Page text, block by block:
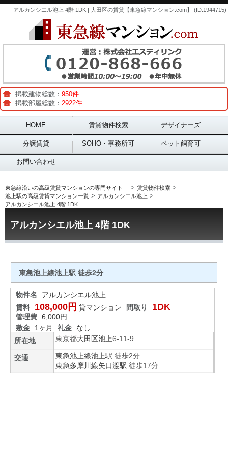
アルカンシエル池上 4階 1DK | 大田区の賃貸【東急線マンション.com】 (ID:1944715)
掲載建物総数： 950件
掲載部屋総数： 2922件
Main menu
HOME 賃貸物件検索 デザイナーズ
分譲賃貸 SOHO・事務所可 ペット飼育可
お問い合わせ
東急線沿いの高級賃貸マンションの専門サイト > 賃貸物件検索 >
池上駅の高級賃貸マンション一覧 > アルカンシエル池上 >
アルカンシエル池上 4階 1DK
アルカンシエル池上 4階 1DK
東急池上線池上駅 徒歩2分
物件名
アルカンシエル池上
賃料
108,000円 貸マンション 間取り 1DK
管理費 6,000円
敷金
1ヶ月 礼金
なし
所在地
東京都大田区池上6-11-9
交通 東急池上線池上駅 徒歩2分
東急多摩川線矢口渡駅 徒歩17分